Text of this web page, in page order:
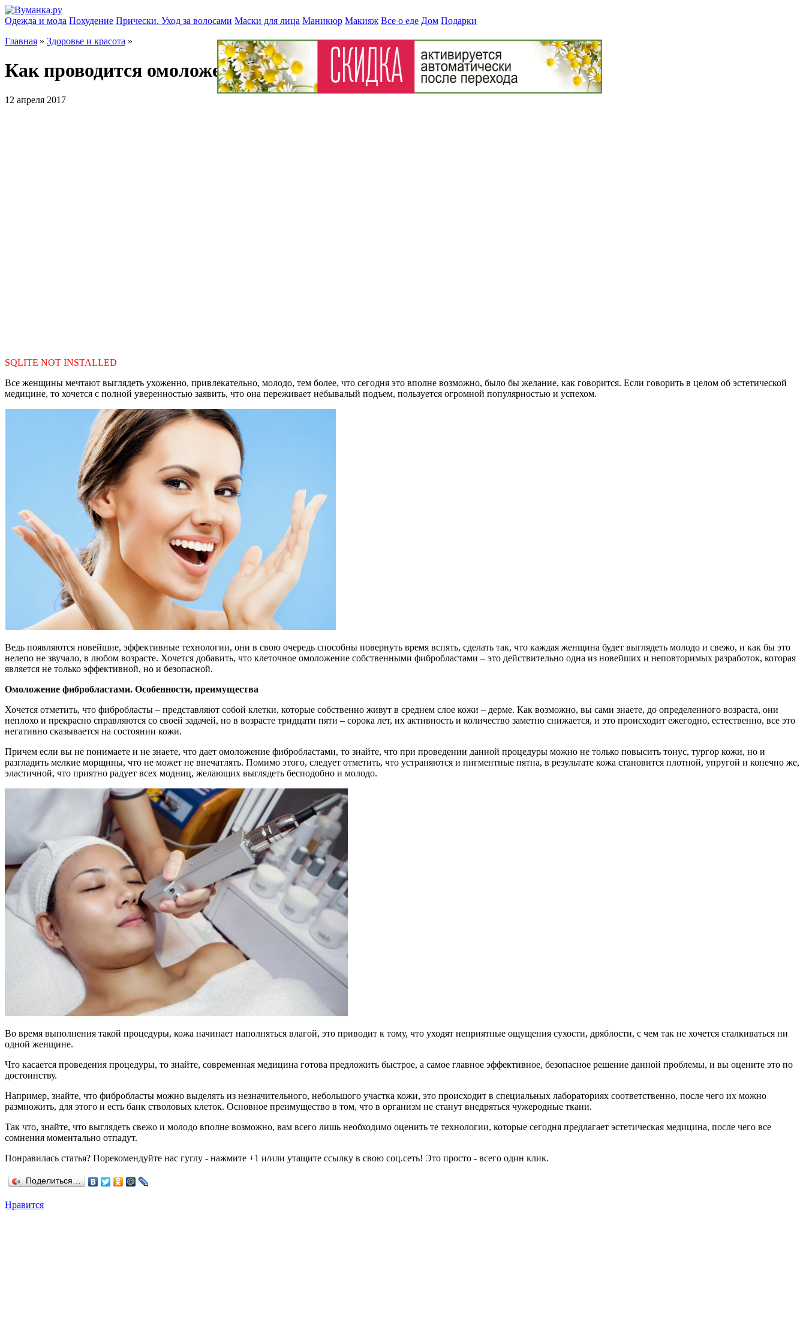
Одежда и мода Похудение Прически. Уход за волосами Маски для лица Маникюр Макияж Все о еде Дом Подарки
Главная » Здоровье и красота »
Как проводится омоложение фибробластами?
12 апреля 2017
SQLITE NOT INSTALLED
Все женщины мечтают выглядеть ухоженно, привлекательно, молодо, тем более, что сегодня это вполне возможно, было бы желание, как говорится. Если говорить в целом об эстетической
медицине, то хочется с полной уверенностью заявить, что она переживает небывалый подъем, пользуется огромной популярностью и успехом.
Ведь появляются новейшие, эффективные технологии, они в свою очередь способны повернуть время вспять, сделать так, что каждая женщина будет выглядеть молодо и свежо, и как бы это
нелепо не звучало, в любом возрасте. Хочется добавить, что клеточное омоложение собственными фибробластами – это действительно одна из новейших и неповторимых разработок, которая
является не только эффективной, но и безопасной.
Омоложение фибробластами. Особенности, преимущества
Хочется отметить, что фибробласты – представляют собой клетки, которые собственно живут в среднем слое кожи – дерме. Как возможно, вы сами знаете, до определенного возраста, они
неплохо и прекрасно справляются со своей задачей, но в возрасте тридцати пяти – сорока лет, их активность и количество заметно снижается, и это происходит ежегодно, естественно, все это
негативно сказывается на состоянии кожи.
Причем если вы не понимаете и не знаете, что дает омоложение фибробластами, то знайте, что при проведении данной процедуры можно не только повысить тонус, тургор кожи, но и
разгладить мелкие морщины, что не может не впечатлять. Помимо этого, следует отметить, что устраняются и пигментные пятна, в результате кожа становится плотной, упругой и конечно же,
эластичной, что приятно радует всех модниц, желающих выглядеть бесподобно и молодо.
Во время выполнения такой процедуры, кожа начинает наполняться влагой, это приводит к тому, что уходят неприятные ощущения сухости, дряблости, с чем так не хочется сталкиваться ни
одной женщине.
Что касается проведения процедуры, то знайте, современная медицина готова предложить быстрое, а самое главное эффективное, безопасное решение данной проблемы, и вы оцените это по
достоинству.
Например, знайте, что фибробласты можно выделять из незначительного, небольшого участка кожи, это происходит в специальных лабораториях соответственно, после чего их можно
размножить, для этого и есть банк стволовых клеток. Основное преимущество в том, что в организм не станут внедряться чужеродные ткани.
Так что, знайте, что выглядеть свежо и молодо вполне возможно, вам всего лишь необходимо оценить те технологии, которые сегодня предлагает эстетическая медицина, после чего все
сомнения моментально отпадут.
Понравилась статья? Порекомендуйте нас гуглу - нажмите +1 и/или утащите ссылку в свою соц.сеть! Это просто - всего один клик.
Поделиться…
Нравится